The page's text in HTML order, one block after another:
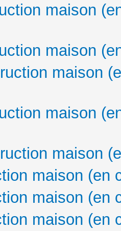
maison
maison
maison
maison
maison
maison (en
maison (en
maison (en